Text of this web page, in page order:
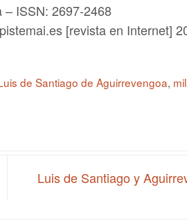
ISSN: 2697-2468
[revista en Internet]
de Santiago de Aguirrevengoa,
Luis de Santiago y